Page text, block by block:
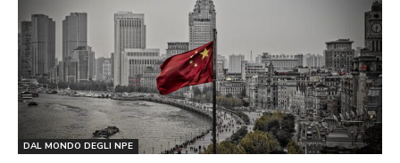
DAL MONDO DEGLI NPE